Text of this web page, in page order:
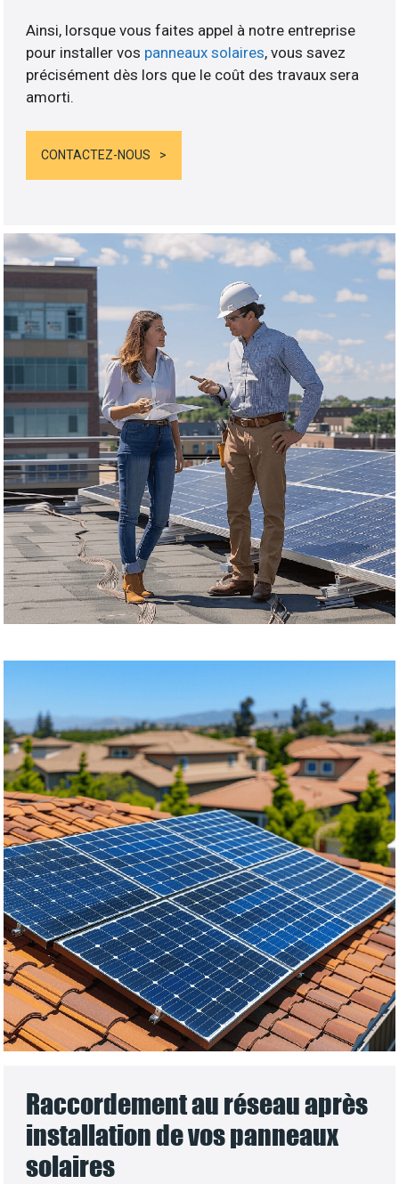
Ainsi, lorsque vous faites appel à notre entreprise
pour installer vos panneaux solaires, vous savez
précisément dès lors que le coût des travaux sera
amorti.
CONTACTEZ-NOUS
Raccordement au réseau après
installation de vos panneaux
solaires